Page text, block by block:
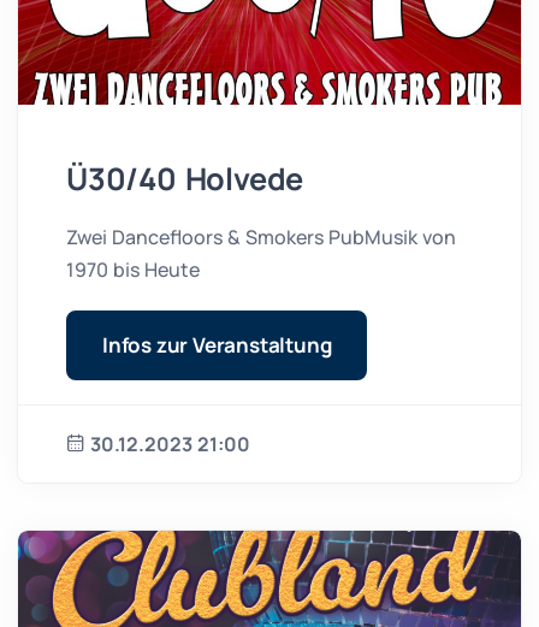
Ü30/40 Holvede
Zwei Dancefloors & Smokers PubMusik von
1970 bis Heute
Infos zur Veranstaltung
30.12.2023 21:00